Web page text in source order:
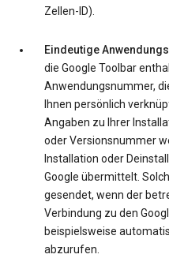
Zellen-ID).
Eindeutige
die Google Toolbar
Anwendungsnummer,
Ihnen persönlich
Angaben zu Ihrer
oder Versionsnummer
Installation oder
Google übermittelt.
gesendet, wenn der
Verbindung zu den
beispielsweise
abzurufen.